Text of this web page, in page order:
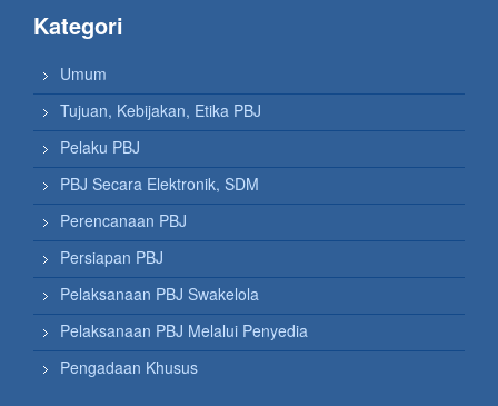
Kategori
Umum
Tujuan, Kebijakan, Etika PBJ
Pelaku PBJ
PBJ Secara Elektronik, SDM
Perencanaan PBJ
Persiapan PBJ
Pelaksanaan PBJ Swakelola
Pelaksanaan PBJ Melalui Penyedia
Pengadaan Khusus